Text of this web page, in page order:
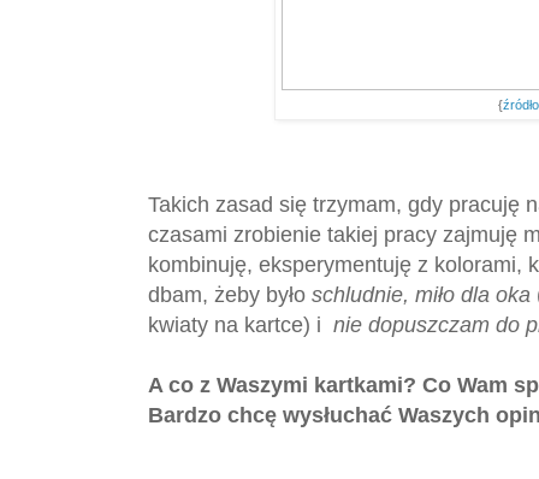
{źródło
Takich zasad się trzymam, gdy pracuję
czasami zrobienie takiej pracy zajmuję
kombinuję, eksperymentuję z kolorami,
dbam, żeby było schludnie, miło dla oka
kwiaty na kartce) i nie dopuszczam do
A co z Waszymi kartkami? Co Wam
Bardzo chcę wysłuchać Waszych